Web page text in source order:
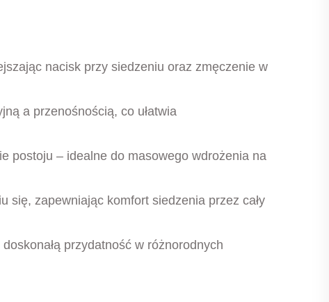
nacisk przy siedzeniu oraz zmęczenie w
a przenośnością, co ułatwia
postoju – idealne do masowego wdrożenia na
się, zapewniając komfort siedzenia przez cały
przydatność w różnorodnych